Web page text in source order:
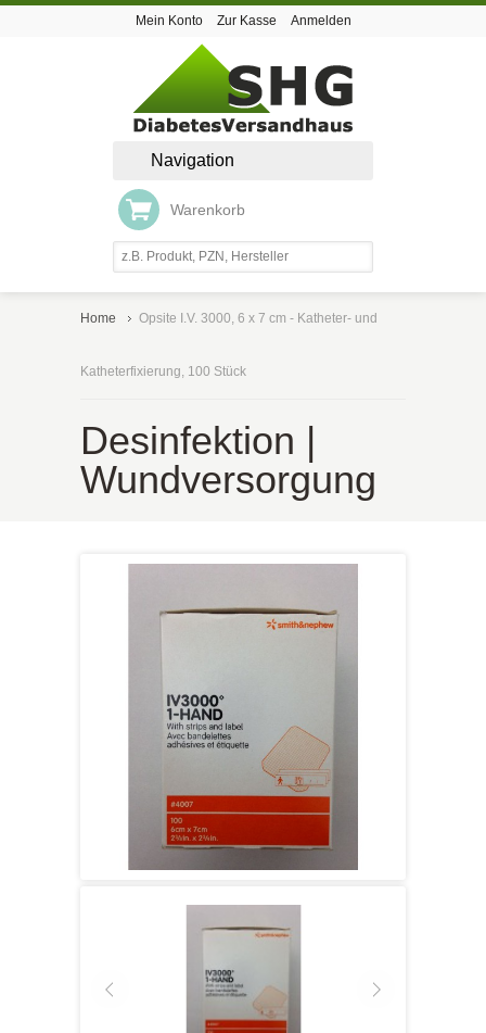
Mein Konto Zur Kasse Anmelden
Navigation
Warenkorb
Home Opsite I.V. 3000, 6 x 7 cm - Katheter- und
Katheterfixierung, 100 Stück
Desinfektion |
Wundversorgung